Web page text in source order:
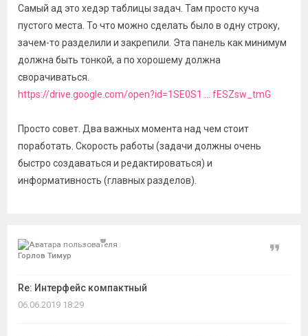
Самый ад это хедэр таблицы задач. Там просто куча
пустого места. То что можно сделать было в одну строку,
зачем-то разделили и закрепили. Эта панель как минимум
должна быть тонкой, а по хорошему должна
сворачиваться.
https://drive.google.com/open?id=1SE0S1 ... fESZsw_tmG
Просто совет. Два важных момента над чем стоит
поработать. Скорость работы (задачи должны очень
быстро создаваться и редактироваться) и
информативность (главных разделов).
Горлов Тимур
Re: Интерфейс компактный
Цитата
06.06.2019 18:29